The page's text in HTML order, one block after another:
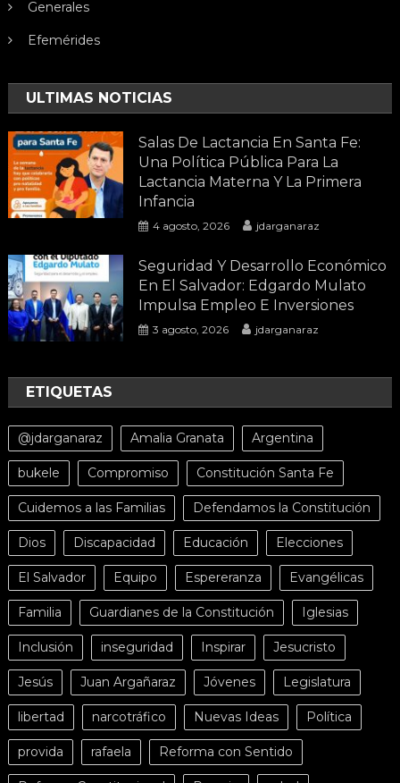
Generales
Efemérides
ULTIMAS NOTICIAS
Salas De Lactancia En Santa Fe:
Una Política Pública Para La
Lactancia Materna Y La Primera
Infancia
4 agosto, 2026 jdarganaraz
Seguridad Y Desarrollo Económico
En El Salvador: Edgardo Mulato
Impulsa Empleo E Inversiones
3 agosto, 2026 jdarganaraz
ETIQUETAS
@jdarganaraz Amalia Granata Argentina
bukele Compromiso Constitución Santa Fe
Cuidemos a las Familias Defendamos la Constitución
Dios Discapacidad Educación Elecciones
El Salvador Equipo Espereranza Evangélicas
Familia Guardianes de la Constitución Iglesias
Inclusión inseguridad Inspirar Jesucristo
Jesús Juan Argañaraz Jóvenes Legislatura
libertad narcotráfico Nuevas Ideas Política
provida rafaela Reforma con Sentido